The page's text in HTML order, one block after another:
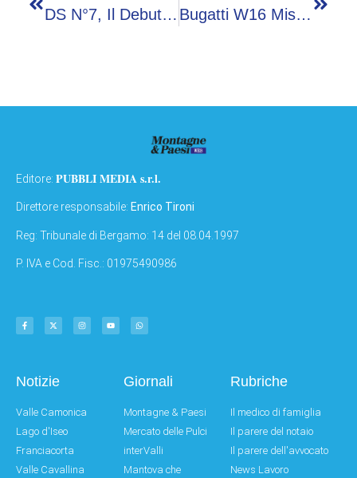
DS N°7, Il Debutto A Monaco Anticipa L’arrivo Del SUV Elettrico Bugatti W16 Mistral Le Retour Du Jeune Prince: La One-Off
Editore: PUBBLI MEDIA s.r.l.
Direttore responsabile: Enrico Tironi
Reg: Tribunale di Bergamo: 14 del 08.04.1997
P. IVA e Cod. Fisc.: 01975490986
Notizie
Valle Camonica
Lago d'Iseo
Franciacorta
Valle Cavallina
Giornali
Montagne & Paesi
Mercato delle Pulci
interValli
Mantova che
Rubriche
Il medico di famiglia
Il parere del notaio
Il parere dell'avvocato
News Lavoro